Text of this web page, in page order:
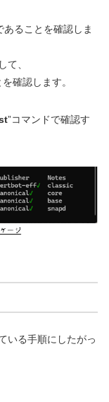
ることを確認しま
て、
確認します。
”コマンドで確認す
いる手順にしたがっ